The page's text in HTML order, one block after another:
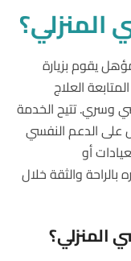
المنزلي؟
يقوم بزيارة
العلاج
وسري. تتيح الخدمة
على الدعم النفسي
أو
والثقة خلال
المنزلي؟